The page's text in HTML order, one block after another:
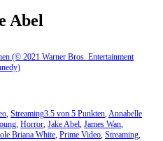
Abel
, Streaming3.5 von 5 Punkten,Annabelle
, Horror, Jake Abel, James Wan,
Briana White, Prime Video, Streaming,